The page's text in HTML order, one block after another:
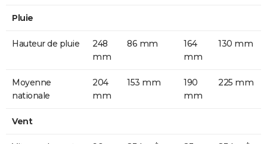
Pluie
Hauteur de pluie
248
mm
86 mm
164
mm
130 mm
Moyenne
nationale
204
mm
153 mm
190
mm
225 mm
Vent